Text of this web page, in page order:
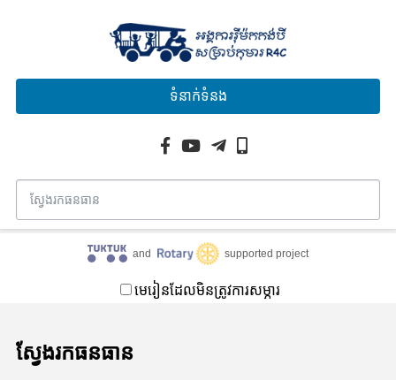
ទំនាក់ទំនង
and supported project
មេរៀនដែលមិនត្រូវការសម្ភារ
ស្វែងរកធនធាន